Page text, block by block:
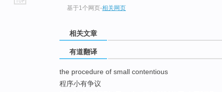
基于1个网页-相关网页
相关文章
有道翻译
the procedure of small contentious
程序小有争议